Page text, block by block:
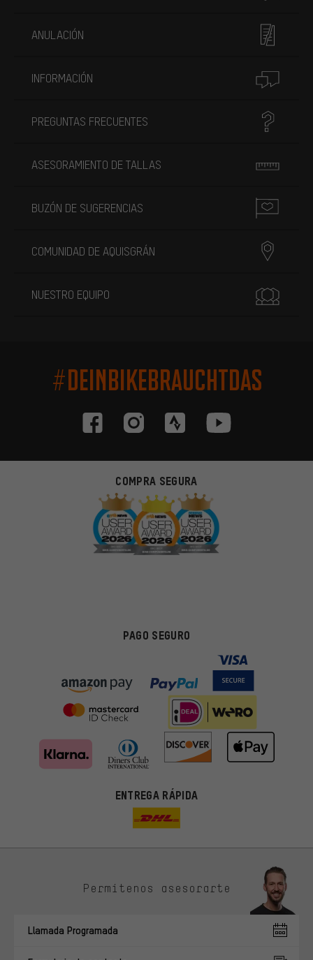
ANULACIÓN
INFORMACIÓN
PREGUNTAS FRECUENTES
ASESORAMIENTO DE TALLAS
BUZÓN DE SUGERENCIAS
COMUNIDAD DE AQUISGRÁN
NUESTRO EQUIPO
#DEINBIKEBRAUCHTDAS
COMPRA SEGURA
PAGO SEGURO
ENTREGA RÁPIDA
Permítenos asesorarte
Llamada Programada
ti. Las cookies de marketing nos ayudan a identificar tus